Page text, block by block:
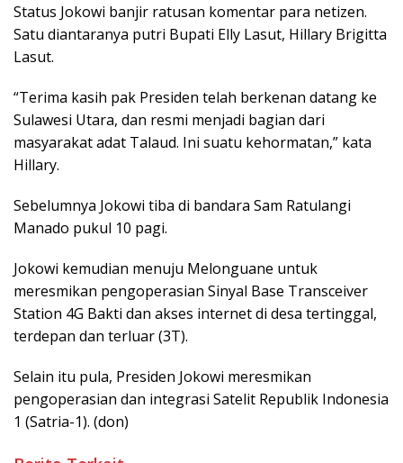
Status Jokowi banjir ratusan komentar para netizen.
Satu diantaranya putri Bupati Elly Lasut, Hillary Brigitta
Lasut.
“Terima kasih pak Presiden telah berkenan datang ke
Sulawesi Utara, dan resmi menjadi bagian dari
masyarakat adat Talaud. Ini suatu kehormatan,” kata
Hillary.
Sebelumnya Jokowi tiba di bandara Sam Ratulangi
Manado pukul 10 pagi.
Jokowi kemudian menuju Melonguane untuk
meresmikan pengoperasian Sinyal Base Transceiver
Station 4G Bakti dan akses internet di desa tertinggal,
terdepan dan terluar (3T).
Selain itu pula, Presiden Jokowi meresmikan
pengoperasian dan integrasi Satelit Republik Indonesia
1 (Satria-1). (don)